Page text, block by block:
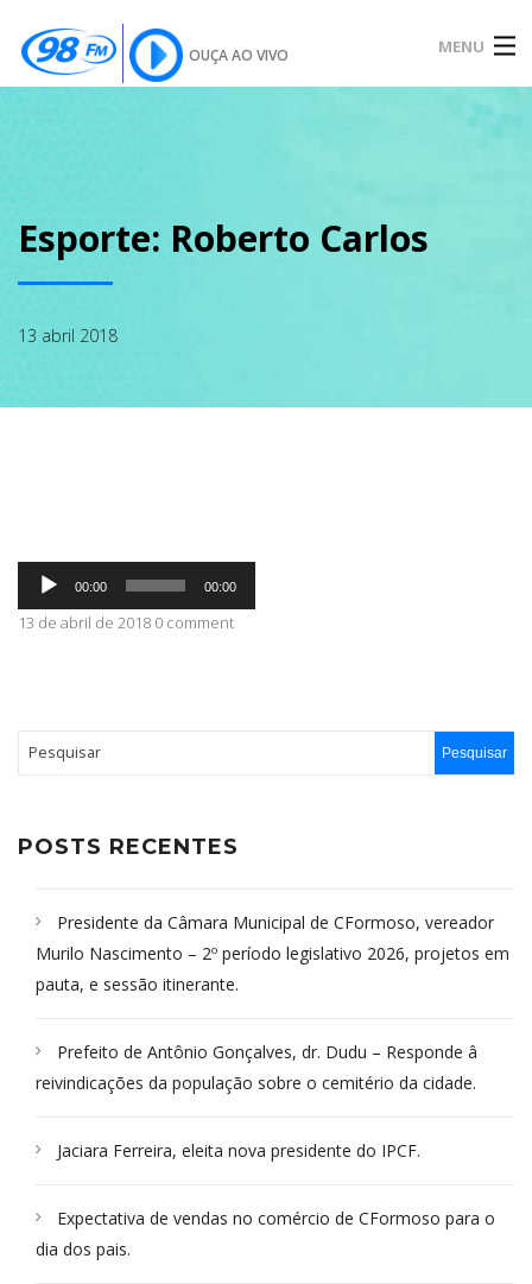
OUÇA AO VIVO MENU
SOBRE
PODCAST
ABRANGÊNCIA
Esporte: Roberto Carlos
13 abril 2018
Tocador
áudio
00:00 00:00
13 de abril de 2018 0 comment
POSTS RECENTES
Presidente da Câmara Municipal de CFormoso, vereador
Murilo Nascimento – 2º período legislativo 2026, projetos em
pauta, e sessão itinerante.
Prefeito de Antônio Gonçalves, dr. Dudu – Responde â
reivindicações da população sobre o cemitério da cidade.
Jaciara Ferreira, eleita nova presidente do IPCF.
Expectativa de vendas no comércio de CFormoso para o
dia dos pais.